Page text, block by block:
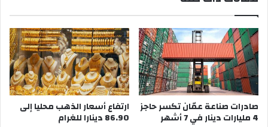
صادرات صناعة عمّان تكسر حاجز
4 مليارات دينار في 7 أشهر
ارتفاع أسعار الذهب محليا إلى
86.90 دينارا للغرام